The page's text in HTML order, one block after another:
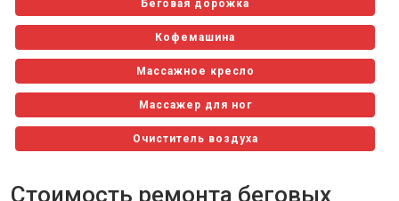
Беговая дорожка
Кофемашина
Массажное кресло
Массажер для ног
Очиститель воздуха
Стоимость ремонта беговых